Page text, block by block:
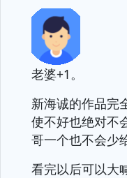
老婆+1。
新海诚的作品完
使不好也绝对不
哥一个也不会少
看完以后可以大